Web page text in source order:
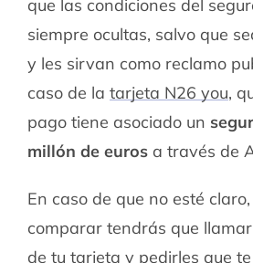
que las condiciones del
siempre ocultas, salvo que
y les sirvan como reclamo
caso de la tarjeta N26 you,
pago tiene asociado un
millón de eurosa través de
En caso de que no esté
comparar tendrás que
de tu tarjeta y pedirles que